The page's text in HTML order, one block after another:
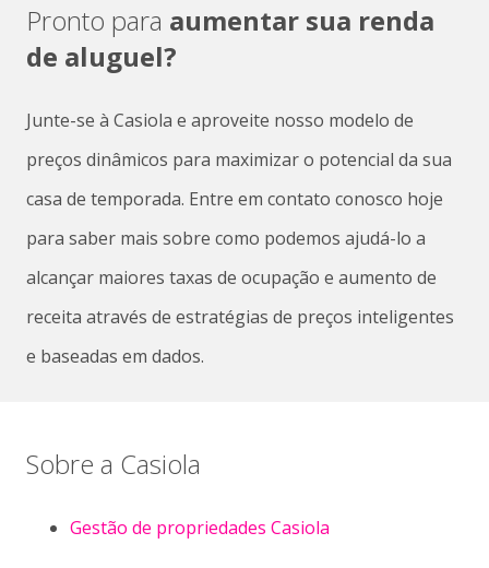
Pronto para aumentar sua renda
de aluguel?
Junte-se à Casiola e aproveite nosso modelo de
preços dinâmicos para maximizar o potencial da sua
casa de temporada. Entre em contato conosco hoje
para saber mais sobre como podemos ajudá-lo a
alcançar maiores taxas de ocupação e aumento de
receita através de estratégias de preços inteligentes
e baseadas em dados.
Sobre a Casiola
Gestão de propriedades Casiola